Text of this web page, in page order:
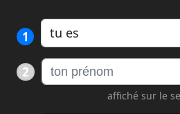
1
2
affiché sur le